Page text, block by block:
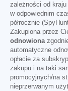
zależności od
w odpowiednim
półrocznie
Zakupiona przez
odnowiona
automatyczne
opłacie za
zakupu i na taki
promocyjnych/na
nieprzerwanym